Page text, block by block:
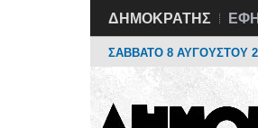
ΔΗΜΟΚΡΑΤΗΣ
ΣΑΒΒΑΤΟ 8 ΑΥΓΟΥΣΤΟΥ